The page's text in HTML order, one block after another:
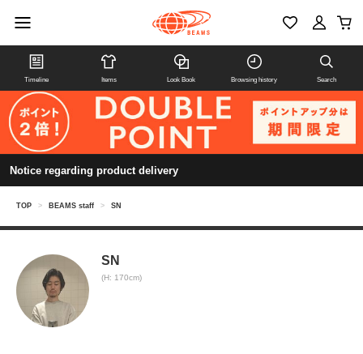
Timeline Items Look Book Browsing history Search
Notice regarding product delivery
TOP > BEAMS staff > SN
SN
(H: 170cm)